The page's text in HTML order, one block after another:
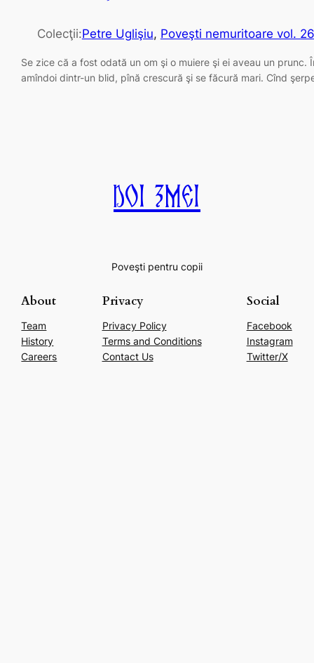
Colecţii:Petre Uglişiu, Poveşti nemuritoare vol.
Se zice că a fost odată un om şi o muiere şi ei aveau un
amîndoi dintr-un blid, pînă crescură şi se făcură mari. Cînd
Doi Zmei
Poveşti pentru copii
About
Team
History
Careers
Privacy
Privacy Policy
Terms and Conditions
Contact Us
Social
Facebook
Instagram
Twitter/X